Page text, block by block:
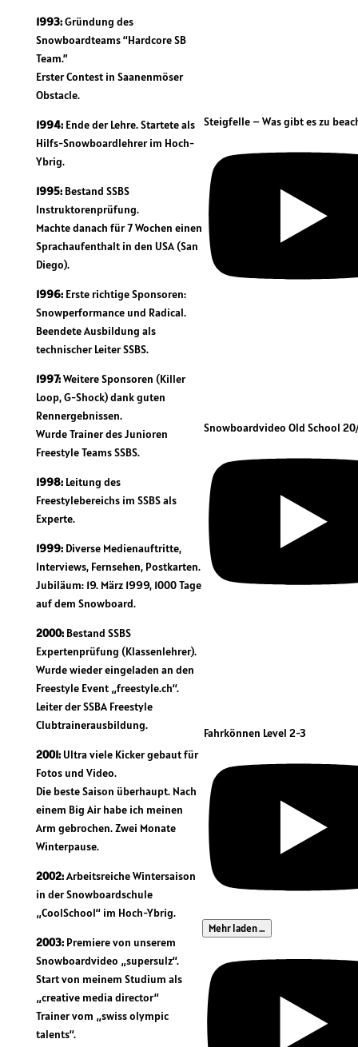
1993:Gründung des
Snowboardteams “Hardcore SB
Team.”
Erster Contest in Saanenmöser
Obstacle.
1994:Ende der Lehre. Startete als
Hilfs-Snowboardlehrer im Hoch-
Ybrig.
1995:Bestand SSBS
Instruktorenprüfung.
Machte danach für 7 Wochen einen
Sprachaufenthalt in den USA (San
Diego).
1996:Erste richtige Sponsoren:
Snowperformance und Radical.
Beendete Ausbildung als
technischer Leiter SSBS.
1997:Weitere Sponsoren (Killer
Loop, G-Shock) dank guten
Rennergebnissen.
Wurde Trainer des Junioren
Freestyle Teams SSBS.
1998:Leitung des
Freestylebereichs im SSBS als
Experte.
1999:Diverse Medienauftritte,
Interviews, Fernsehen, Postkarten.
Jubiläum: 19. März 1999, 1000 Tage
auf dem Snowboard.
2000:Bestand SSBS
Expertenprüfung (Klassenlehrer).
Wurde wieder eingeladen an den
Freestyle Event „freestyle.ch“.
Leiter der SSBA Freestyle
Clubtrainerausbildung.
2001:Ultra viele Kicker gebaut für
Fotos und Video.
Die beste Saison überhaupt. Nach
einem Big Air habe ich meinen
Arm gebrochen. Zwei Monate
Winterpause.
2002:Arbeitsreiche Wintersaison
in der Snowboardschule
„CoolSchool“ im Hoch-Ybrig.
2003:Premiere von unserem
Snowboardvideo „supersulz“.
Start von meinem Studium als
„creative media director“
Trainer vom „swiss olympic
talents“.
Steigfelle – Was gibt es zu
Snowboardvideo Old School
Fahrkönnen Level 2-3
Mehr laden …